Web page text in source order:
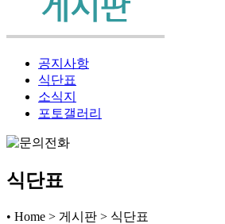
공지사항
식단표
소식지
포토갤러리
식단표
• Home > 게시판 > 식단표